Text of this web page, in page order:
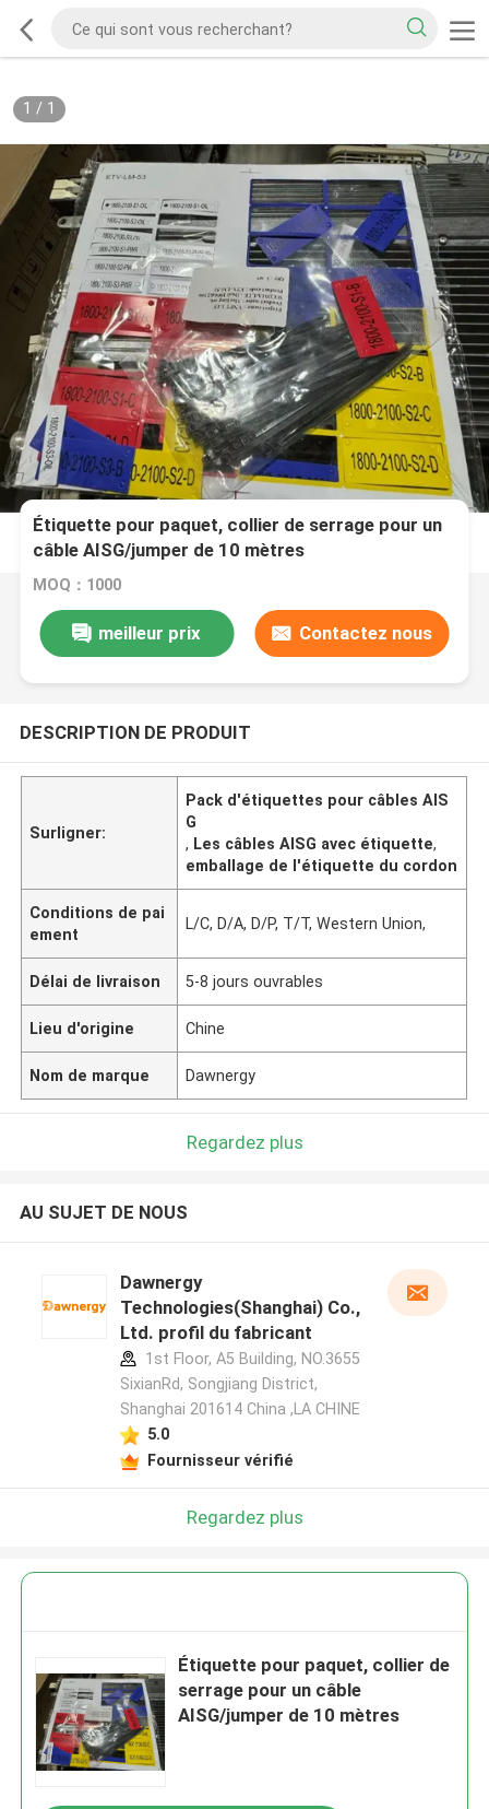
1 / 1
Étiquette pour paquet, collier de serrage pour un
câble AISG/jumper de 10 mètres
MOQ：1000
meilleur prix Contactez nous
DESCRIPTION DE PRODUIT
Surligner:
Pack d'étiquettes pour câbles AIS
G
, Les câbles AISG avec étiquette,
emballage de l'étiquette du cordon
Conditions de pai
ement
L/C, D/A, D/P, T/T, Western Union,
Délai de livraison 5-8 jours ouvrables
Lieu d'origine Chine
Nom de marque Dawnergy
Regardez plus
AU SUJET DE NOUS
Dawnergy
Technologies(Shanghai) Co.,
Ltd. profil du fabricant
1st Floor, A5 Building, NO.3655
SixianRd, Songjiang District,
Shanghai 201614 China ,LA CHINE
5.0
Fournisseur vérifié
Regardez plus
Étiquette pour paquet, collier de
serrage pour un câble
AISG/jumper de 10 mètres